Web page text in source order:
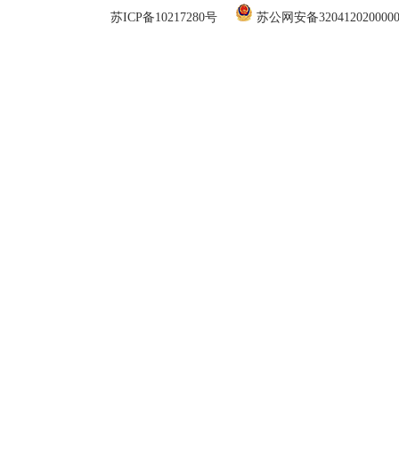
苏ICP备10217280号
苏公网安备